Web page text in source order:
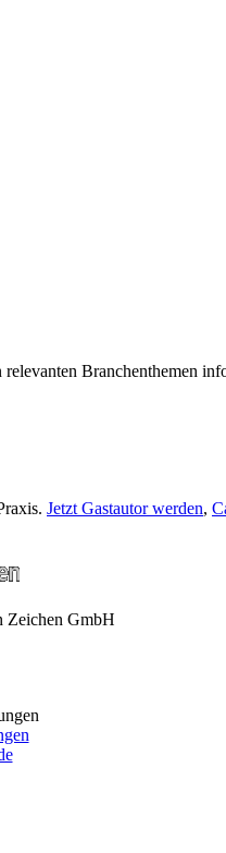
Branchenthemen
Jetzt Gastautor werden,
Zeichen GmbH